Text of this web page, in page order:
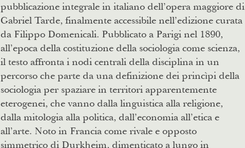
pubblicazione integrale in italiano dell’opera maggiore di
Gabriel Tarde, finalmente accessibile nell’edizione curata
da Filippo Domenicali. Pubblicato a Parigi nel 1890,
all’epoca della costituzione della sociologia come scienza,
il testo affronta i nodi centrali della disciplina in un
percorso che parte da una definizione dei princìpi della
sociologia per spaziare in territori apparentemente
eterogenei, che vanno dalla linguistica alla religione,
dalla mitologia alla politica, dall’economia all’etica e
all’arte. Noto in Francia come rivale e opposto
simmetrico di Durkheim, dimenticato a lungo in